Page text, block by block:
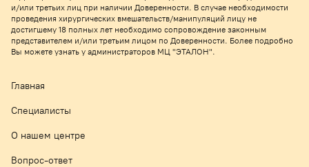
и/или третьих лиц при наличии Доверенности. В случае необходимости
проведения хирургических вмешательств/манипуляций лицу не
достигшему 18 полных лет необходимо сопровождение законным
представителем и/или третьим лицом по Доверенности. Более подробно
Вы можете узнать у администраторов МЦ "ЭТАЛОН".
Главная
Специалисты
О нашем центре
Вопрос-ответ